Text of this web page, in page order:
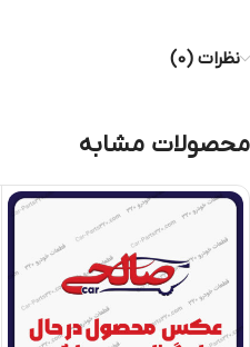
نظرات (0)
محصولات مشابه